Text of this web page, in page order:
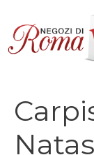
contenuto